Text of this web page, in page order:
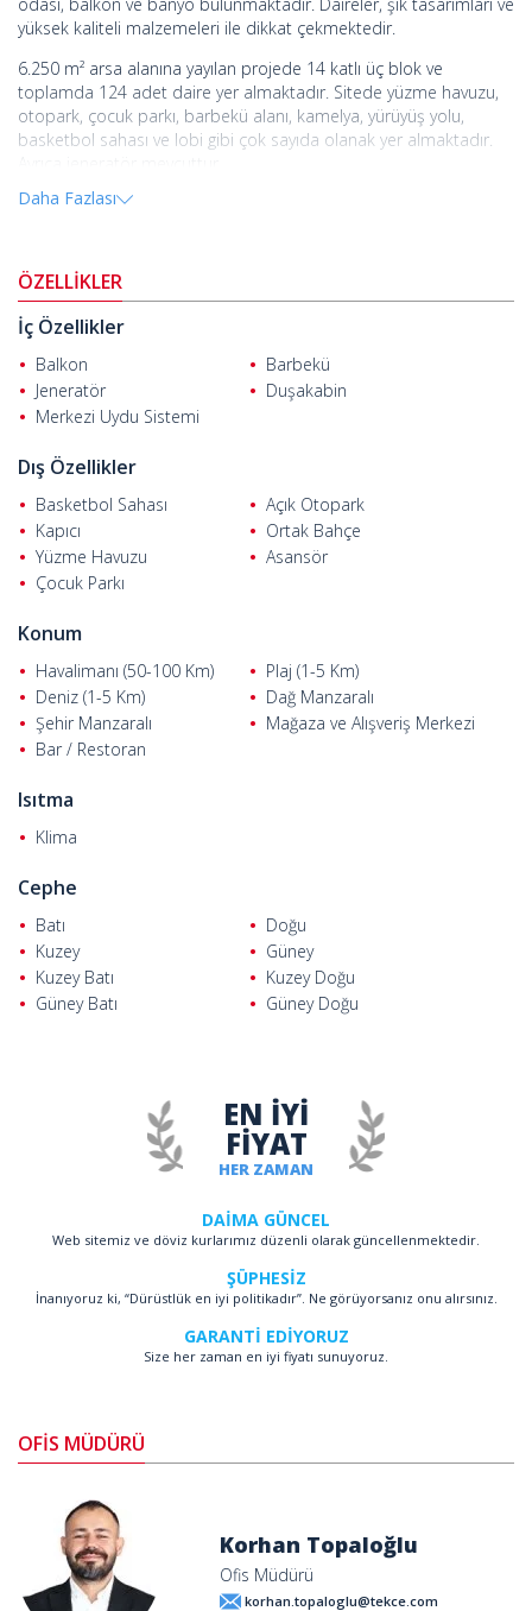
yüksek kaliteli malzemeleri ile dikkat çekmektedir.
6.250 m² arsa alanına yayılan projede 14 katlı üç blok ve
toplamda 124 adet daire yer almaktadır. Sitede yüzme havuzu,
otopark, çocuk parkı, barbekü alanı, kamelya, yürüyüş yolu,
basketbol sahası ve lobi gibi çok sayıda olanak yer almaktadır.
Proje Mersin'in Yenişehir bölgesinde avantajlı bir konumda yer
yerli ve yabancı yatırımcıları çekmektedir.
Mersin'de satılık emlak
800 m, restorana 900 m, kafeye 1 km, Sayapark Alışveriş
Merkezi'ne 1,2 km, Çukurova Uluslararası Havalimanı'na 75 m,
Adana Şakirpaşa Havalimanı'na ise 91 km mesafededir.
Daha Fazlası
ÖZELLİKLER
İç Özellikler
Balkon
Barbekü
Jeneratör
Duşakabin
Merkezi Uydu Sistemi
Dış Özellikler
Basketbol Sahası
Açık Otopark
Kapıcı
Ortak Bahçe
Yüzme Havuzu
Asansör
Çocuk Parkı
Konum
Havalimanı (50-100 Km)
Plaj (1-5 Km)
Deniz (1-5 Km)
Dağ Manzaralı
Şehir Manzaralı
Mağaza ve Alışveriş Merkezi
Bar / Restoran
Isıtma
Klima
Cephe
Batı
Doğu
Kuzey
Güney
Kuzey Batı
Kuzey Doğu
Güney Batı
Güney Doğu
HER ZAMAN
EN İYİ
FİYAT
DAİMA GÜNCEL
Web sitemiz ve döviz kurlarımız düzenli olarak güncellenmektedir.
ŞÜPHESİZ
İnanıyoruz ki, “Dürüstlük en iyi politikadır”. Ne görüyorsanız onu alırsınız.
GARANTİ EDİYORUZ
Size her zaman en iyi fiyatı sunuyoruz.
OFİS MÜDÜRÜ
Korhan Topaloğlu
Ofis Müdürü
korhan.topaloglu@tekce.com